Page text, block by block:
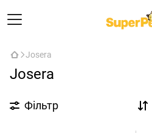
Josera
Josera
Фільтр